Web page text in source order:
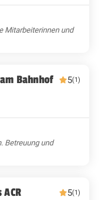
Mitarbeiterinnen und
Bahnhof 5(1)
Betreuung und
5(1)